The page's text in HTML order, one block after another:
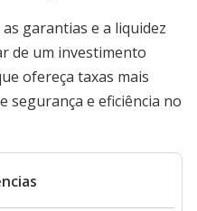
garantias e a liquidez
de um investimento
ofereça taxas mais
segurança e eficiência no